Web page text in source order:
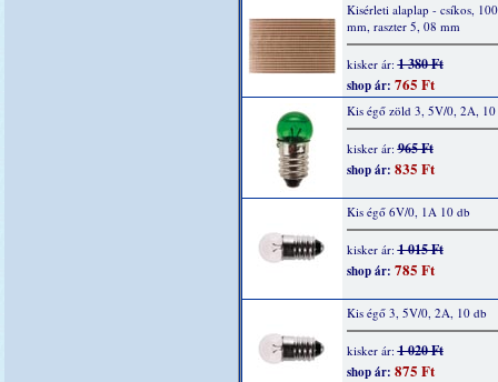
Kisérleti alaplap - csíkos,
mm, raszter 5, 08 mm
kisker ár:1 380 Ft
shop ár: 765 Ft
Kis égő zöld 3, 5V/0, 2A, 10
kisker ár:965 Ft
shop ár: 835 Ft
Kis égő 6V/0, 1A 10 db
kisker ár:1 015 Ft
shop ár: 785 Ft
Kis égő 3, 5V/0, 2A, 10 db
kisker ár:1 020 Ft
shop ár: 875 Ft